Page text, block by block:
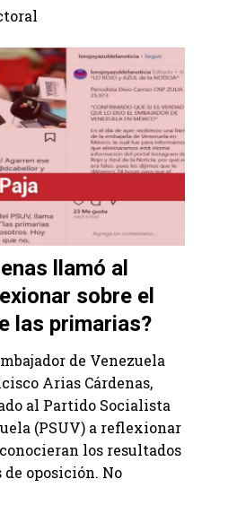
llamó al
sobre el
las primarias?
de Venezuela
Arias Cárdenas,
al Partido Socialista
(PSUV) a reflexionar
los resultados
oposición. No